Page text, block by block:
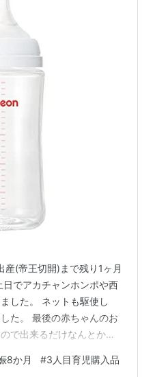
(帝王切開)まで残り1ヶ月
でアカチャンホンポや西
した。 ネットも駆使し
た。 最後の赤ちゃんのお
で出来るだけなんとかし
のベアー柄を2つ購入。
8か月 #3人目育児購入品